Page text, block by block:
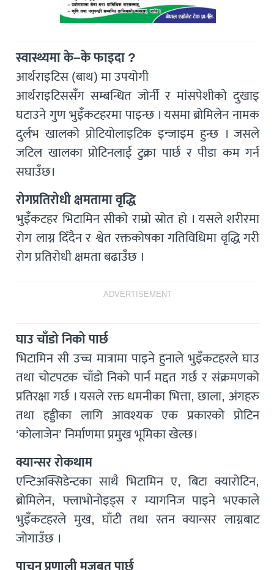
स्वास्थ्यमा के–के फाइदा ?
आर्थराइटिस (बाथ) मा उपयोगी
आर्थराइटिससँग सम्बन्धित जोर्नी र मांसपेशीको दुखाइ
घटाउने गुण भुइँकटहरमा पाइन्छ । यसमा ब्रोमिलेन नामक
दुर्लभ खालको प्रोटियोलाइटिक इन्जाइम हुन्छ । जसले
जटिल खालका प्रोटिनलाई टुक्रा पार्छ र पीडा कम गर्न
सघाउँछ।
रोगप्रतिरोधी क्षमतामा वृद्धि
भुइँकटहर भिटामिन सीको राम्रो स्रोत हो । यसले शरीरमा
रोग लाग्न दिँदैन र श्वेत रक्तकोषका गतिविधिमा वृद्धि गरी
रोग प्रतिरोधी क्षमता बढाउँछ ।
ADVERTISEMENT
घाउ चाँडो निको पार्छ
भिटामिन सी उच्च मात्रामा पाइने हुनाले भुइँकटहरले घाउ
तथा चोटपटक चाँडो निको पार्न मद्दत गर्छ र संक्रमणको
प्रतिरक्षा गर्छ । यसले रक्त धमनीका भित्ता, छाला, अंगहरु
तथा हड्डीका लागि आवश्यक एक प्रकारको प्रोटिन
‘कोलाजेन’ निर्माणमा प्रमुख भूमिका खेल्छ।
क्यान्सर रोकथाम
एन्टिअक्सिडेन्टका साथै भिटामिन ए, बिटा क्यारोटिन,
ब्रोमिलेन, फ्लाभोनोइड्स र म्यागनिज पाइने भएकाले
भुइँकटहरले मुख, घाँटी तथा स्तन क्यान्सर लाग्नबाट
जोगाउँछ ।